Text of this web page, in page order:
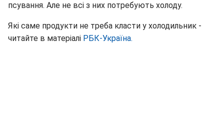
псування. Але не всі з них потребують холоду.
Які саме продукти не треба класти у холодильник -
читайте в матеріалі РБК-Україна.